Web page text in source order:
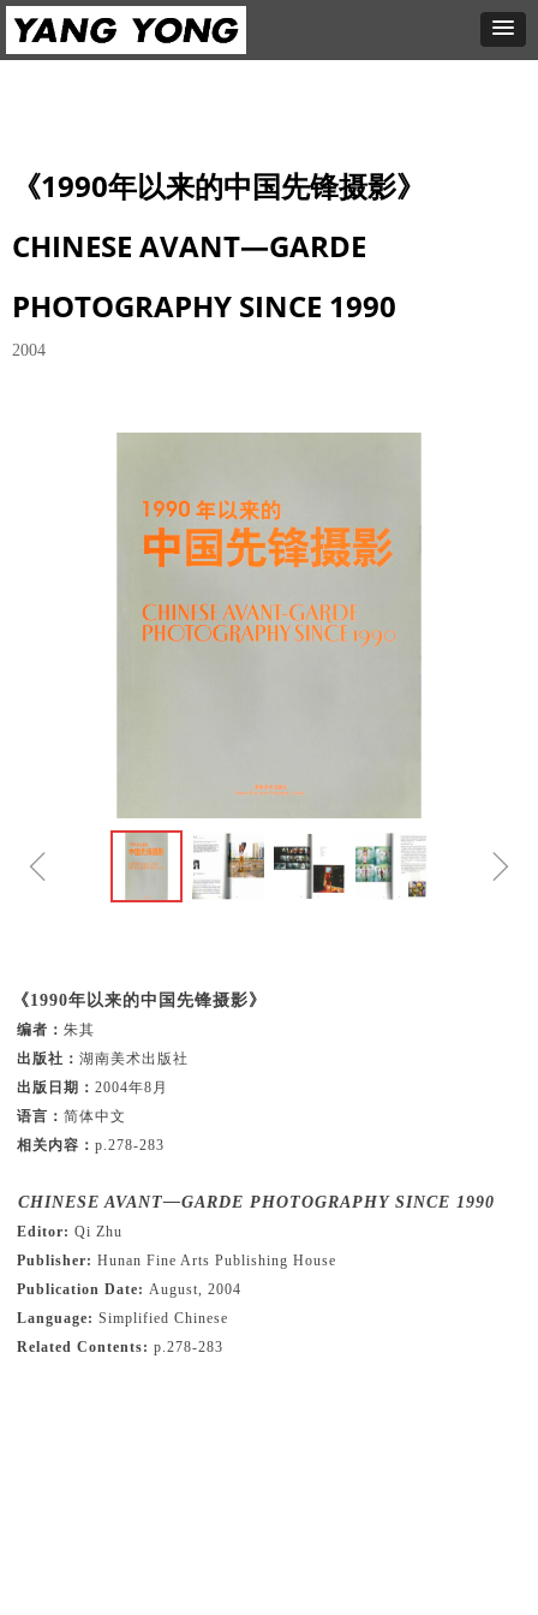
ꁆ ꁇ
《1990年以来的中国先锋摄影》
CHINESE AVANT—GARDE
PHOTOGRAPHY SINCE 1990
《1990年以来的中国先锋摄影》
编者： 朱其
出版社： 湖南美术出版社
出版日期： 2004年8月
语言： 简体中文
相关内容： p.278-283
CHINESE AVANT—GARDE PHOTOGRAPHY SINCE 1990
Editor: Qi Zhu
Publisher: Hunan Fine Arts Publishing House
Publication Date: August, 2004
Language: Simplified Chinese
Related Contents: p.278-283
2004